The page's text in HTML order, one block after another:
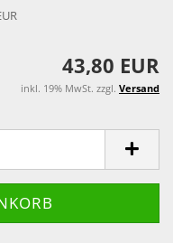
43,80 EUR
inkl. 19% MwSt. zzgl. Versand